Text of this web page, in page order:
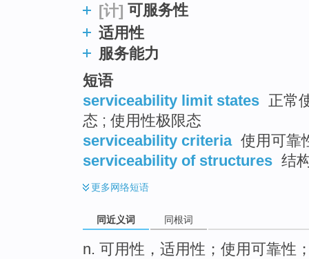
[计] 可服务性
适用性
服务能力
短语
serviceability limit states 正常
态 ; 使用性极限态
serviceability criteria 使用可靠
serviceability of structures 结
更多网络短语
同近义词 同根词
n. 可用性，适用性；使用可靠性